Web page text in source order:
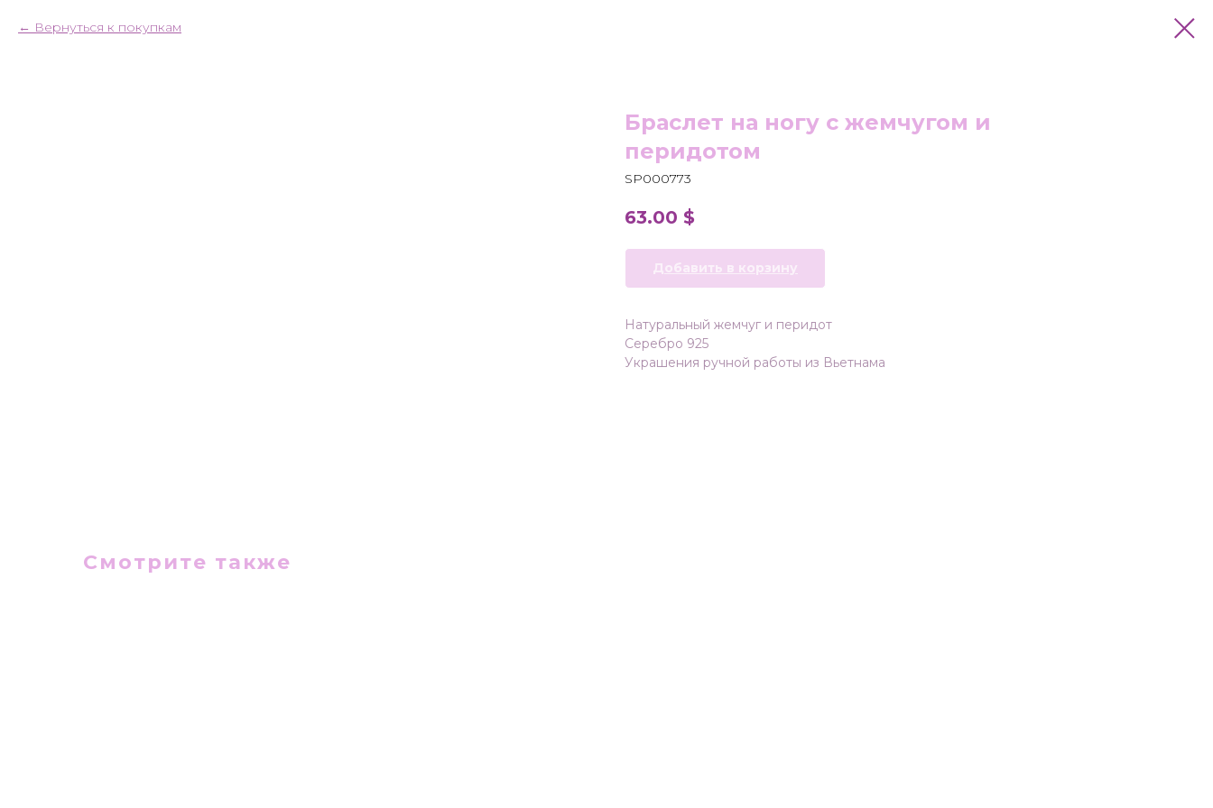
Вернуться к покупкам
Браслет на ногу с жемчугом и
перидотом
SP000773
63.00 $
Добавить в корзину
Натуральный жемчуг и перидот
Серебро 925
Украшения ручной работы из Вьетнама
Смотрите также